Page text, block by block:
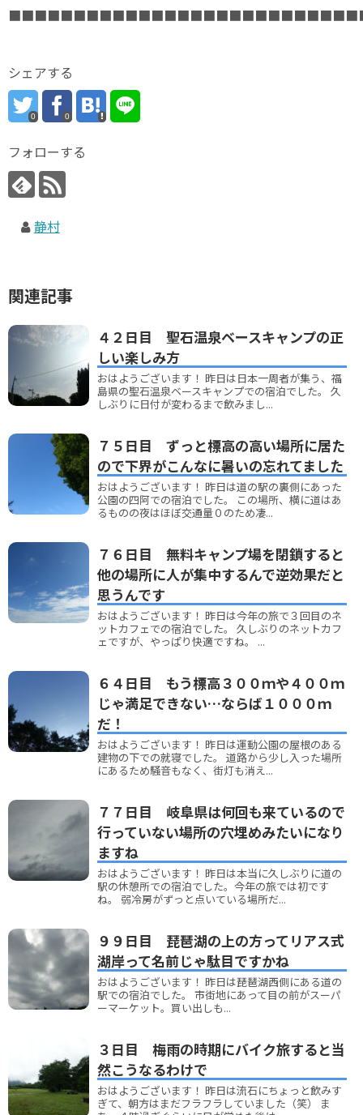
シェアする
0 0
フォローする
静村
関連記事
４２日目 聖石温泉ベースキャンプの正
しい楽しみ方
おはようございます！ 昨日は日本一周者が集う、福
島県の聖石温泉ベースキャンプでの宿泊でした。 久
しぶりに日付が変わるまで飲みまし...
７５日目 ずっと標高の高い場所に居た
ので下界がこんなに暑いの忘れてました
おはようございます！ 昨日は道の駅の裏側にあった
公園の四阿での宿泊でした。 この場所、横に道はあ
るものの夜はほぼ交通量０のため凄...
７６日目 無料キャンプ場を閉鎖すると
他の場所に人が集中するんで逆効果だと
思うんです
おはようございます！ 昨日は今年の旅で３回目のネ
ットカフェでの宿泊でした。 久しぶりのネットカフ
ェですが、やっぱり快適ですね。 ...
６４日目 もう標高３００ｍや４００ｍ
じゃ満足できない…ならば１０００ｍ
だ！
おはようございます！ 昨日は運動公園の屋根のある
建物の下での就寝でした。 道路から少し入った場所
にあるため騒音もなく、街灯も消え...
７７日目 岐阜県は何回も来ているので
行っていない場所の穴埋めみたいになり
ますね
おはようございます！ 昨日は本当に久しぶりに道の
駅の休憩所での宿泊でした。今年の旅では初です
ね。 弱冷房がずっと点いている場所だ...
９９日目 琵琶湖の上の方ってリアス式
湖岸って名前じゃ駄目ですかね
おはようございます！ 昨日は琵琶湖西側にある道の
駅での宿泊でした。 市街地にあって目の前がスーパ
ーマーケット。買い出しも...
３日目 梅雨の時期にバイク旅すると当
然こうなるわけで
おはようございます！ 昨日は流石にちょっと飲みす
ぎて、朝方はまだフラフラしていました（笑） ま